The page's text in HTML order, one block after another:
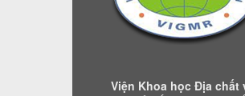
Viện Khoa học Địa chất